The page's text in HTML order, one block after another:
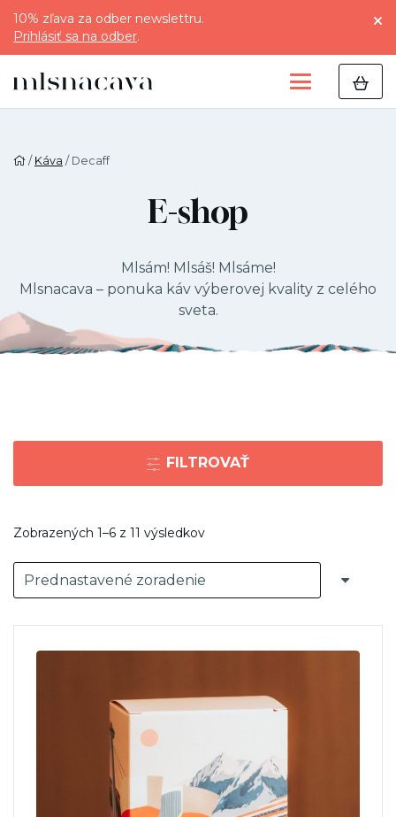
10% zľava za odber newslettru.
Prihlásiť sa na odber.
/ Káva / Decaff
E-shop
Mlsám! Mlsáš! Mlsáme!
Mlsnacava – ponuka káv výberovej kvality z celého
sveta.
FILTROVAŤ
Zobrazených 1–6 z 11 výsledkov